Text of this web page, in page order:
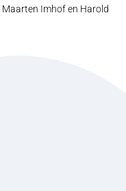
Maarten Imhof en Harold